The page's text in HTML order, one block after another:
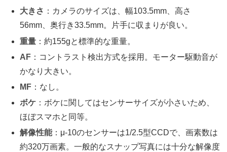
大きさ ：カメラのサイズは、幅103.5mm、高さ
56mm、奥行き33.5mm。片手に収まりが良い。
重量 ：約155gと標準的な重量。
AF ：コントラスト検出方式を採用。モーター駆動音が
かなり大きい。
MF ：なし。
ボケ ：ボケに関してはセンサーサイズが小さいため、
ほぼスマホと同等。
解像性能：μ-10のセンサーは1/2.5型CCDで、画素数は
約320万画素。一般的なスナップ写真には十分な解像度